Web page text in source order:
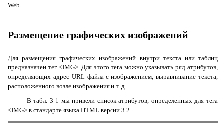
Web.
Размещение графических изображений
Для размещения графических изображений внутри текста или таблиц
предназначен тег <IMG>. Для этого тега можно указывать ряд атрибутов,
определяющих адрес URLфайла с изображением, выравнивание текста,
расположенного возле изображения и т. д.
В табл. 3-1 мы привели список атрибутов, определенных для тега
<IMG> в стандарте языка HTML версии 3.2.